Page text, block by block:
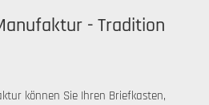
- Tradition
können Sie Ihren Briefkasten,